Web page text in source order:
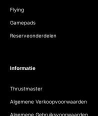
Flying
Gamepads
Reserveonderdelen
Informatie
Thrustmaster
Algemene Verkoopvoorwaarden
Algemene Gebruiksvoorwaarden